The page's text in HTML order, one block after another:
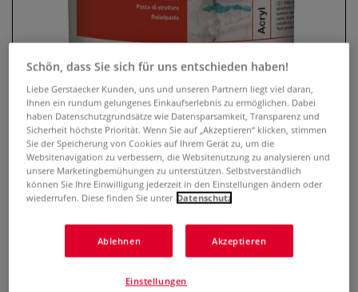
LUKAS Acryl Reliefpaste
LUKAS Acryl-Reliefpaste ist wasserunlösliche, deckend weiß
Acrylfarben beigemischt oder mit diesen übermalt werden.
Schön, dass Sie sich für uns entschieden haben!
Liebe Gerstaecker Kunden, uns und unseren Partnern liegt viel daran,
Ihnen ein rundum gelungenes Einkaufserlebnis zu ermöglichen. Dabei
haben Datenschutzgrundsätze wie Datensparsamkeit, Transparenz und
Sicherheit höchste Priorität. Wenn Sie auf „Akzeptieren“ klicken, stimmen
Sie der Speicherung von Cookies auf Ihrem Gerät zu, um die
Websitenavigation zu verbessern, die Websitenutzung zu analysieren und
unsere Marketingbemühungen zu unterstützen. Selbstverständlich
können Sie Ihre Einwilligung jederzeit in den Einstellungen ändern oder
wiederrufen. Diese finden Sie unter Datenschutz
Ablehnen Akzeptieren
Einstellungen